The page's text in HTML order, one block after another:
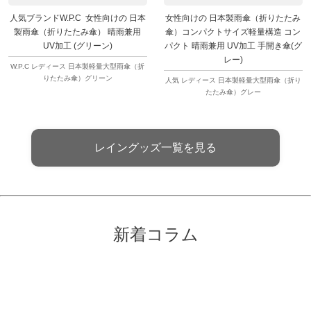
人気ブランドW.P.C 女性向けの 日本
製雨傘（折りたたみ傘） 晴雨兼用
UV加工 (グリーン)
W.P.C レディース 日本製軽量大型雨傘（折
りたたみ傘）グリーン
女性向けの 日本製雨傘（折りたたみ
傘）コンパクトサイズ軽量構造 コン
パクト 晴雨兼用 UV加工 手開き傘(グ
レー)
人気 レディース 日本製軽量大型雨傘（折り
たたみ傘）グレー
レイングッズ一覧を見る
新着コラム